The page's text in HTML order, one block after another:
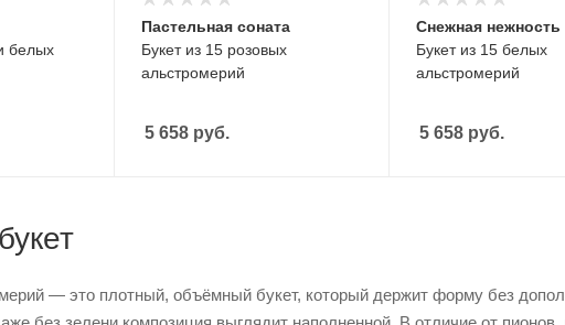
белых
Букет из 15 розовых
альстромерий
Пастельная соната
5 658 руб.
Букет из 15 белых
альстромерий
Снежная нежность
5 658руб.
— это плотный, объёмный букет, который держит форму без